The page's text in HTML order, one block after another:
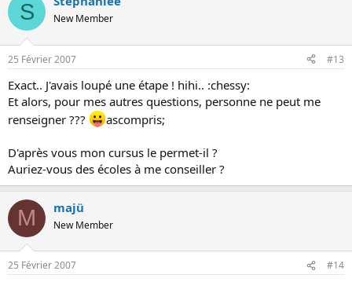
S New Member
25 Février 2007 #13
Exact.. J'avais loupé une étape ! hihi.. :chessy:
Et alors, pour mes autres questions, personne ne peut me
renseigner ???
ascompris;
D'après vous mon cursus le permet-il ?
Auriez-vous des écoles à me conseiller ?
M majü
New Member
25 Février 2007 #14